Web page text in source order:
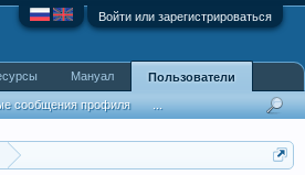
Войти или зарегистрироваться
Мануал Пользователи
сообщения профиля